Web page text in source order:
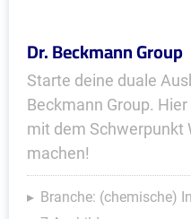
Dr. Beckmann Group
Starte deine duale
Beckmann Group.
mit dem Schwerpunkt
machen!
Branche: (chemische)